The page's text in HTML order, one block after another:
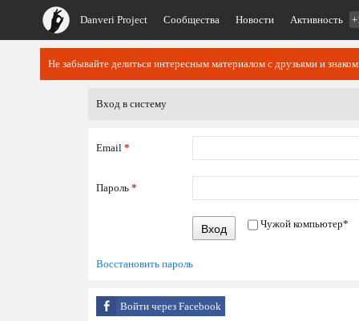
Danveri Project Сообщества Новости Активность
Не забывайте делиться интересным материалом с друзьями и
Вход в систему
Email *
Пароль *
Вход Чужой компьютер*
Восстановить пароль
Войти через Facebook